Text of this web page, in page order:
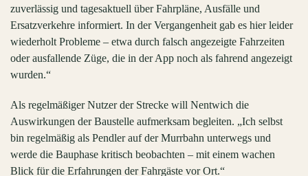
zuverlässig und tagesaktuell über Fahrpläne, Ausfälle und
Ersatzverkehre informiert. In der Vergangenheit gab es hier leider
wiederholt Probleme – etwa durch falsch angezeigte Fahrzeiten
oder ausfallende Züge, die in der App noch als fahrend angezeigt
wurden.“
Als regelmäßiger Nutzer der Strecke will Nentwich die
Auswirkungen der Baustelle aufmerksam begleiten. „Ich selbst
bin regelmäßig als Pendler auf der Murrbahn unterwegs und
werde die Bauphase kritisch beobachten – mit einem wachen
Blick für die Erfahrungen der Fahrgäste vor Ort.“